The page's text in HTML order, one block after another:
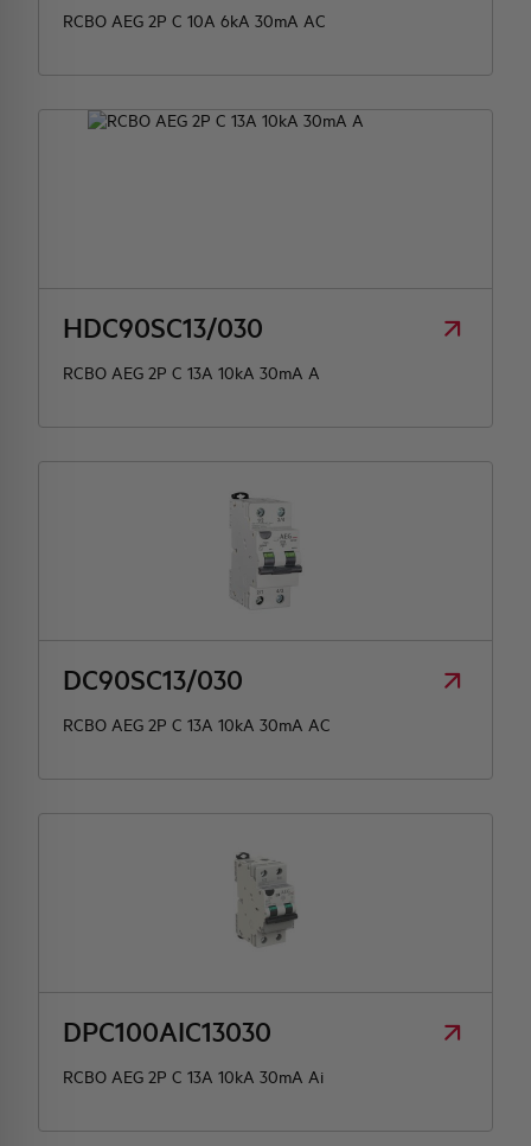
RCBO AEG 2P C 10A 6kA 30mA AC
HDC90SC13/030
RCBO AEG 2P C 13A 10kA 30mA A
DC90SC13/030
RCBO AEG 2P C 13A 10kA 30mA AC
DPC100AIC13030
RCBO AEG 2P C 13A 10kA 30mA Ai